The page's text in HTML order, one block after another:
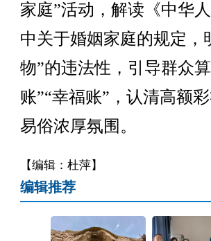
家庭”活动，解读《中华
中关于婚姻家庭的规定，
物”的违法性，引导群众
账”“幸福账”，认清高额
易俗浓厚氛围。
【编辑：杜萍】
编辑推荐